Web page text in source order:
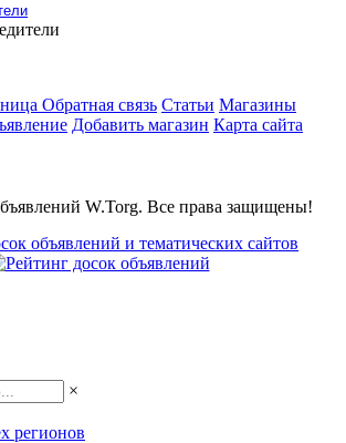
Обратная связь Статьи Магазины
Добавить магазин Карта сайта
W.Torg. Все права защищены!
×
регионов